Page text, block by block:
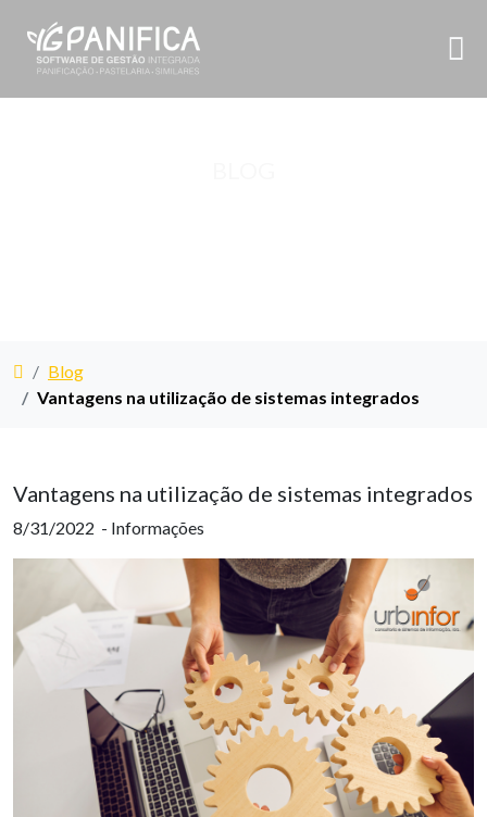
Blog
Vantagens na utilização de sistemas integrados
Vantagens na utilização de sistemas integrados
8/31/2022 - Informações